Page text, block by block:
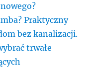
Praktyczny
bez kanalizacji.
trwałe